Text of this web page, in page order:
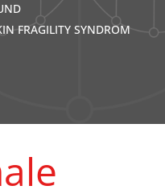
FRAGILITY SYNDROM